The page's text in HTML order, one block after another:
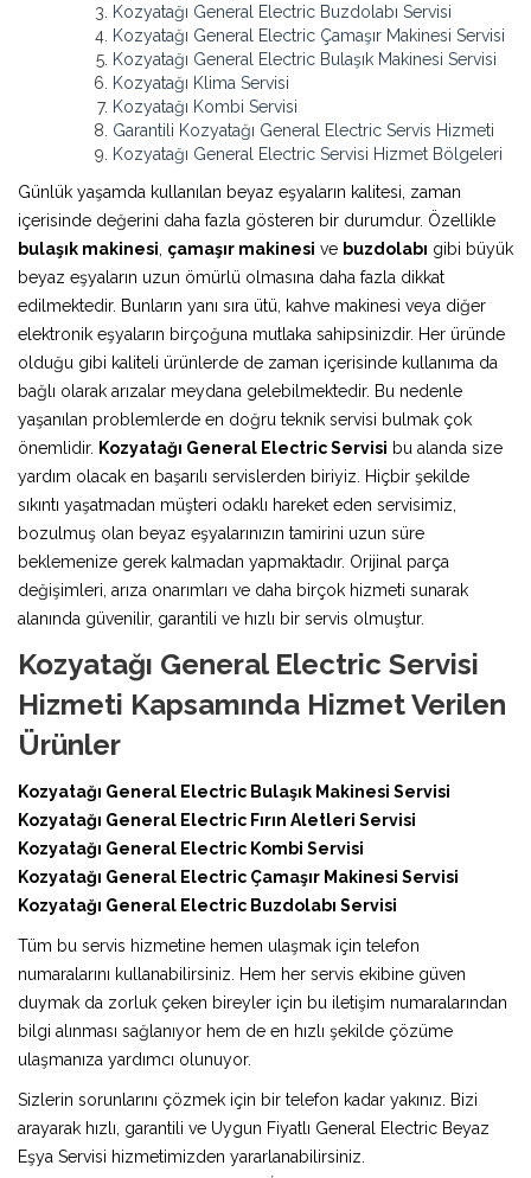
Kozyatağı General Electric Buzdolabı Servisi
Kozyatağı General Electric Çamaşır Makinesi Servisi
Kozyatağı General Electric Bulaşık Makinesi Servisi
Kozyatağı Klima Servisi
Kozyatağı Kombi Servisi
Garantili Kozyatağı General Electric Servis Hizmeti
Kozyatağı General Electric Servisi Hizmet Bölgeleri
Günlük yaşamda kullanılan beyaz eşyaların kalitesi, zaman
içerisinde değerini daha fazla gösteren bir durumdur. Özellikle
bulaşık makinesi çamaşır makinesi ve buzdolabı gibi büyük
beyaz eşyaların uzun ömürlü olmasına daha fazla dikkat
edilmektedir. Bunların yanı sıra ütü, kahve makinesi veya diğer
elektronik eşyaların birçoğuna mutlaka sahipsinizdir. Her üründe
olduğu gibi kaliteli ürünlerde de zaman içerisinde kullanıma da
bağlı olarak arızalar meydana gelebilmektedir. Bu nedenle
yaşanılan problemlerde en doğru teknik servisi bulmak çok
önemlidir. Kozyatağı General Electric Servisi bu alanda size
yardım olacak en başarılı servislerden biriyiz. Hiçbir şekilde
sıkıntı yaşatmadan müşteri odaklı hareket eden servisimiz,
bozulmuş olan beyaz eşyalarınızın tamirini uzun süre
beklemenize gerek kalmadan yapmaktadır. Orijinal parça
değişimleri, arıza onarımları ve daha birçok hizmeti sunarak
alanında güvenilir, garantili ve hızlı bir servis olmuştur.
Kozyatağı General Electric Servisi
Hizmeti Kapsamında Hizmet Verilen
Ürünler
Kozyatağı General Electric Bulaşık Makinesi Servisi
Kozyatağı General Electric Fırın Aletleri Servisi
Kozyatağı General Electric Kombi Servisi
Kozyatağı General Electric Çamaşır Makinesi Servisi
Kozyatağı General Electric Buzdolabı Servisi
Tüm bu servis hizmetine hemen ulaşmak için telefon
numaralarını kullanabilirsiniz. Hem her servis ekibine güven
duymak da zorluk çeken bireyler için bu iletişim numaralarından
bilgi alınması sağlanıyor hem de en hızlı şekilde çözüme
ulaşmanıza yardımcı olunuyor.
Sizlerin sorunlarını çözmek için bir telefon kadar yakınız. Bizi
arayarak hızlı, garantili ve Uygun Fiyatlı General Electric Beyaz
Eşya Servisi hizmetimizden yararlanabilirsiniz.